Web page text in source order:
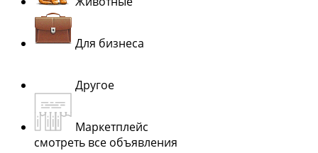
Для бизнеса
Другое
Маркетплейс
смотреть все объявления